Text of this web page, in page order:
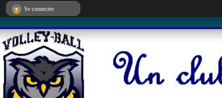
Se connecter
Panneau de gestion des cookies